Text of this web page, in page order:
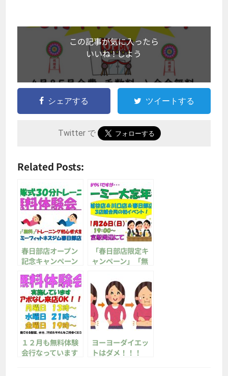
この記事が気に入ったら
いいね ! しよう
シェアする ツイートする
Twitter で
Related Posts:
春日部店オープン
記念キャンペーン
で！
「春日部店限定キ
ャンペーン」「無
てます♪
１２月も無料体験
会行なっています
ヨーヨーダイエッ
トはダメ！！！